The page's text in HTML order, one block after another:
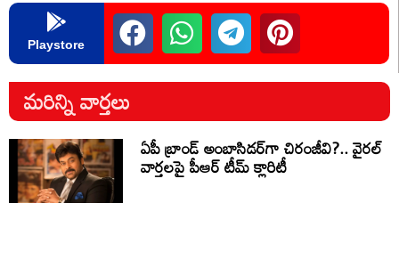
Playstore
మరిన్ని వార్తలు
ఏపీ బ్రాండ్ అంబాసిడర్‌గా చిరంజీవి?.. వైరల్
వార్తలపై పీఆర్ టీమ్ క్లారిటీ